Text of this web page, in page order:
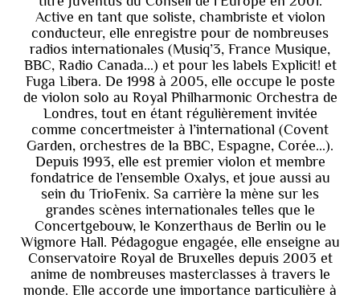
Active en tant que soliste, chambriste et violon
conducteur, elle enregistre pour de nombreuses
radios internationales (Musiq’3, France Musique,
BBC, Radio Canada...) et pour les labels Explicit! et
Fuga Libera. De 1998 à 2005, elle occupe le poste
de violon solo au Royal Philharmonic Orchestra de
Londres, tout en étant régulièrement invitée
comme concertmeister à l’international (Covent
Garden, orchestres de la BBC, Espagne, Corée...).
Depuis 1993, elle est premier violon et membre
fondatrice de l’ensemble Oxalys, et joue aussi au
sein du TrioFenix. Sa carrière la mène sur les
grandes scènes internationales telles que le
Concertgebouw, le Konzerthaus de Berlin ou le
Wigmore Hall. Pédagogue engagée, elle enseigne au
Conservatoire Royal de Bruxelles depuis 2003 et
anime de nombreuses masterclasses à travers le
monde. Elle accorde une importance particulière à